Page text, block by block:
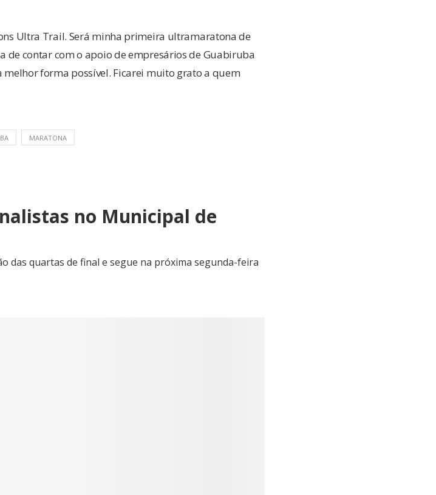
Ultra Trail. Será minha primeira ultramaratona de
de contar com o apoio de empresários de Guabiruba
forma possível. Ficarei muito grato a quem
MARATONA
no Municipal de
das quartas de final e segue na próxima segunda-feira